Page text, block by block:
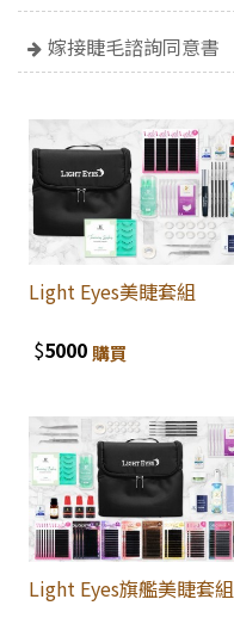
嫁接睫毛諮詢同意書
Light Eyes美睫套組
$5000購買
Light Eyes旗艦美睫套組